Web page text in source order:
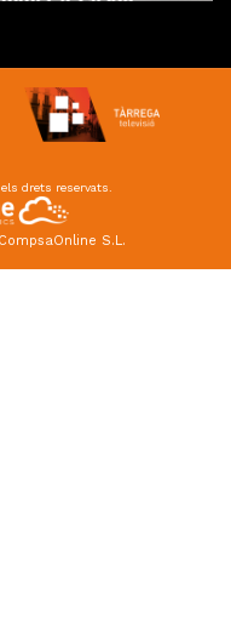
drets reservats.
S.L.